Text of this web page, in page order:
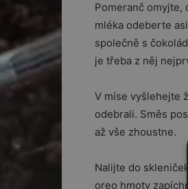
Pomeranč omyjte,
mléka odeberte
společně s
je třeba z něj
V míse vyšlehejte
odebrali. Směs
až vše zhoustne.
Nalijte do
oreo hmoty